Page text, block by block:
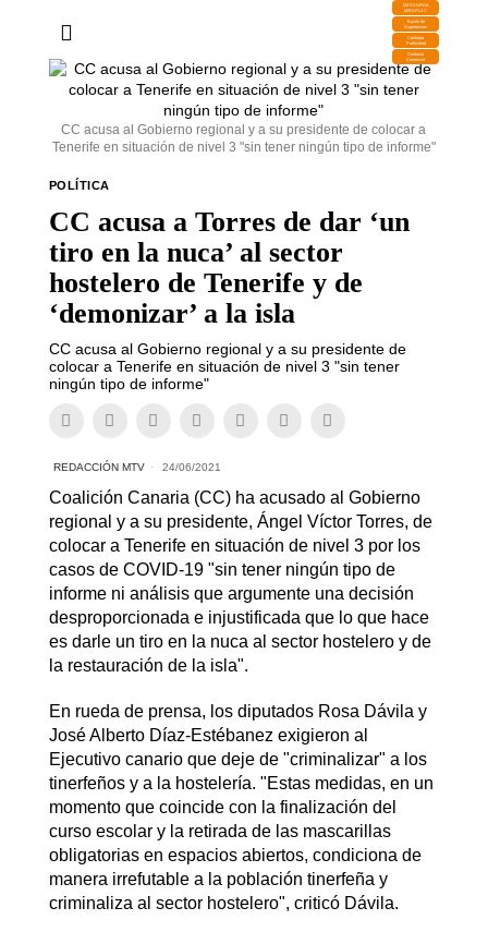
DESCARGA
MIRAPLAY
Buzón de
Sugerencias
Contratar
Publicidad
Contacto
Comercial
CC acusa al Gobierno regional y a su presidente de colocar a
Tenerife en situación de nivel 3 "sin tener ningún tipo de informe"
POLÍTICA
CC acusa a Torres de dar ‘un
tiro en la nuca’ al sector
hostelero de Tenerife y de
‘demonizar’ a la isla
CC acusa al Gobierno regional y a su presidente de
colocar a Tenerife en situación de nivel 3 "sin tener
ningún tipo de informe"
REDACCIÓN MTV 24/06/2021
Coalición Canaria (CC) ha acusado al Gobierno
regional y a su presidente, Ángel Víctor Torres, de
colocar a Tenerife en situación de nivel 3 por los
casos de COVID-19 "sin tener ningún tipo de
informe ni análisis que argumente una decisión
desproporcionada e injustificada que lo que hace
es darle un tiro en la nuca al sector hostelero y de
la restauración de la isla".
En rueda de prensa, los diputados Rosa Dávila y
José Alberto Díaz-Estébanez exigieron al
Ejecutivo canario que deje de "criminalizar" a los
tinerfeños y a la hostelería. "Estas medidas, en un
momento que coincide con la finalización del
curso escolar y la retirada de las mascarillas
obligatorias en espacios abiertos, condiciona de
manera irrefutable a la población tinerfeña y
criminaliza al sector hostelero", criticó Dávila.